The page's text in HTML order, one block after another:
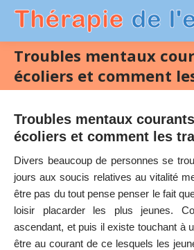
Troubles mentaux
écoliers et comment
Troubles mentaux
écoliers et comment les
Divers beaucoup de personnes se
jours aux soucis relatives au vitalité
être pas du tout pense penser le fait
loisir placarder les plus jeunes.
ascendant, et puis il existe touchant à
être au courant de ce lesquels les